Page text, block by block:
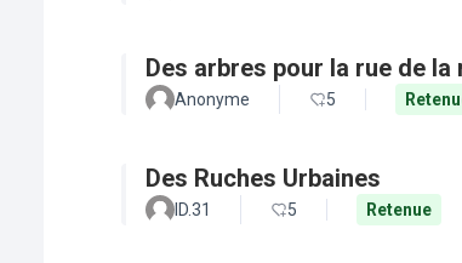
Des arbres pour la rue de la
Anonyme 5
Des Ruches Urbaines
ID.31 5 Retenue